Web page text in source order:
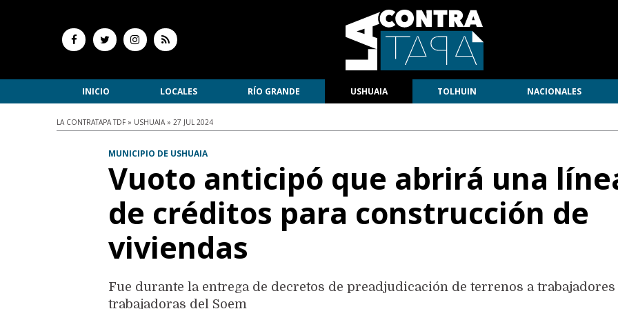
INICIO LOCALES RÍO GRANDE USHUAIA TOLHUIN NACIONALES
LA CONTRATAPA TDF » USHUAIA » 27 JUL 2024
MUNICIPIO DE USHUAIA
Vuoto anticipó que abrirá una
de créditos para construcción de
viviendas
Fue durante la entrega de decretos de preadjudicación de terrenos a
trabajadoras del Soem